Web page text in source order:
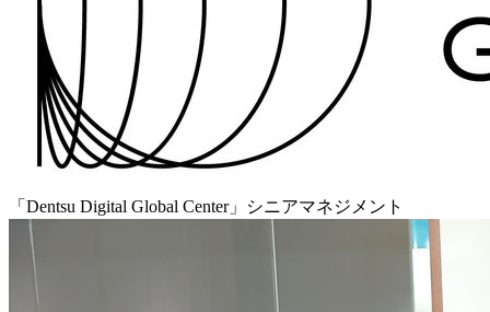
「Dentsu Digital Global Center」シニアマネジメント